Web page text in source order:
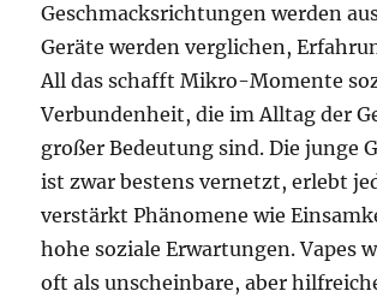
Geschmacksrichtungen werden
Geräte werden verglichen,
All das schafft Mikro-Momente
Verbundenheit, die im Alltag der
großer Bedeutung sind. Die junge
ist zwar bestens vernetzt, erlebt
verstärkt Phänomene wie
hohe soziale Erwartungen. Vapes
oft als unscheinbare, aber